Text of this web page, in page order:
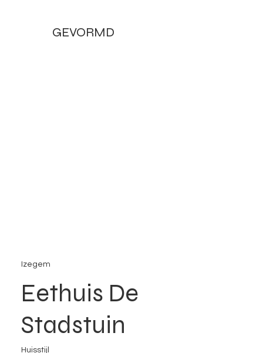
GEVORMD
Huisstijl
Eethuis De
Stadstuin
Izegem